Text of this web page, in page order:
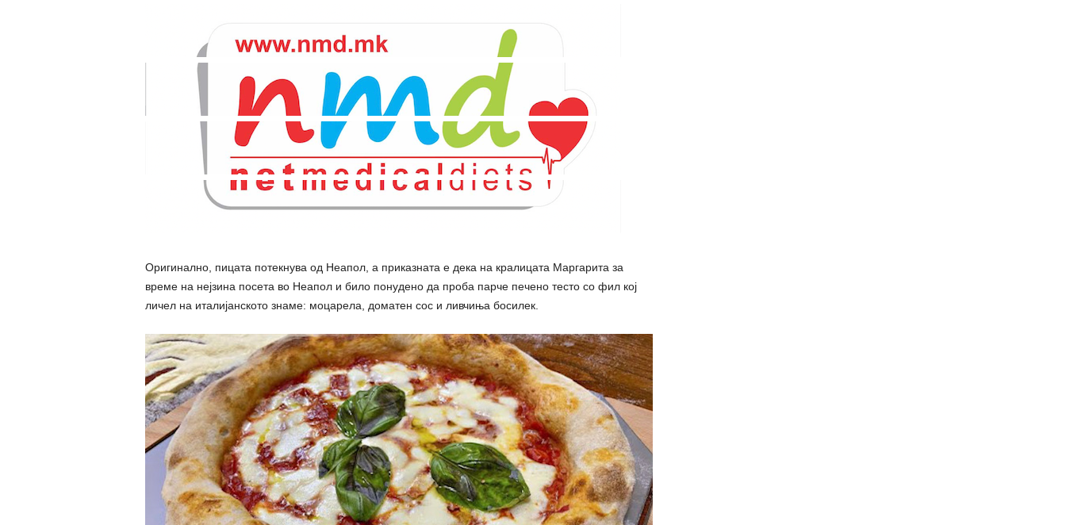
Оригинално, пицата потекнува од Неапол, а приказната е дека на кралицата Маргарита за
време на нејзина посета во Неапол и било понудено да проба парче печено тесто со фил кој
личел на италијанското знаме: моцарела, доматен сос и ливчиња босилек.